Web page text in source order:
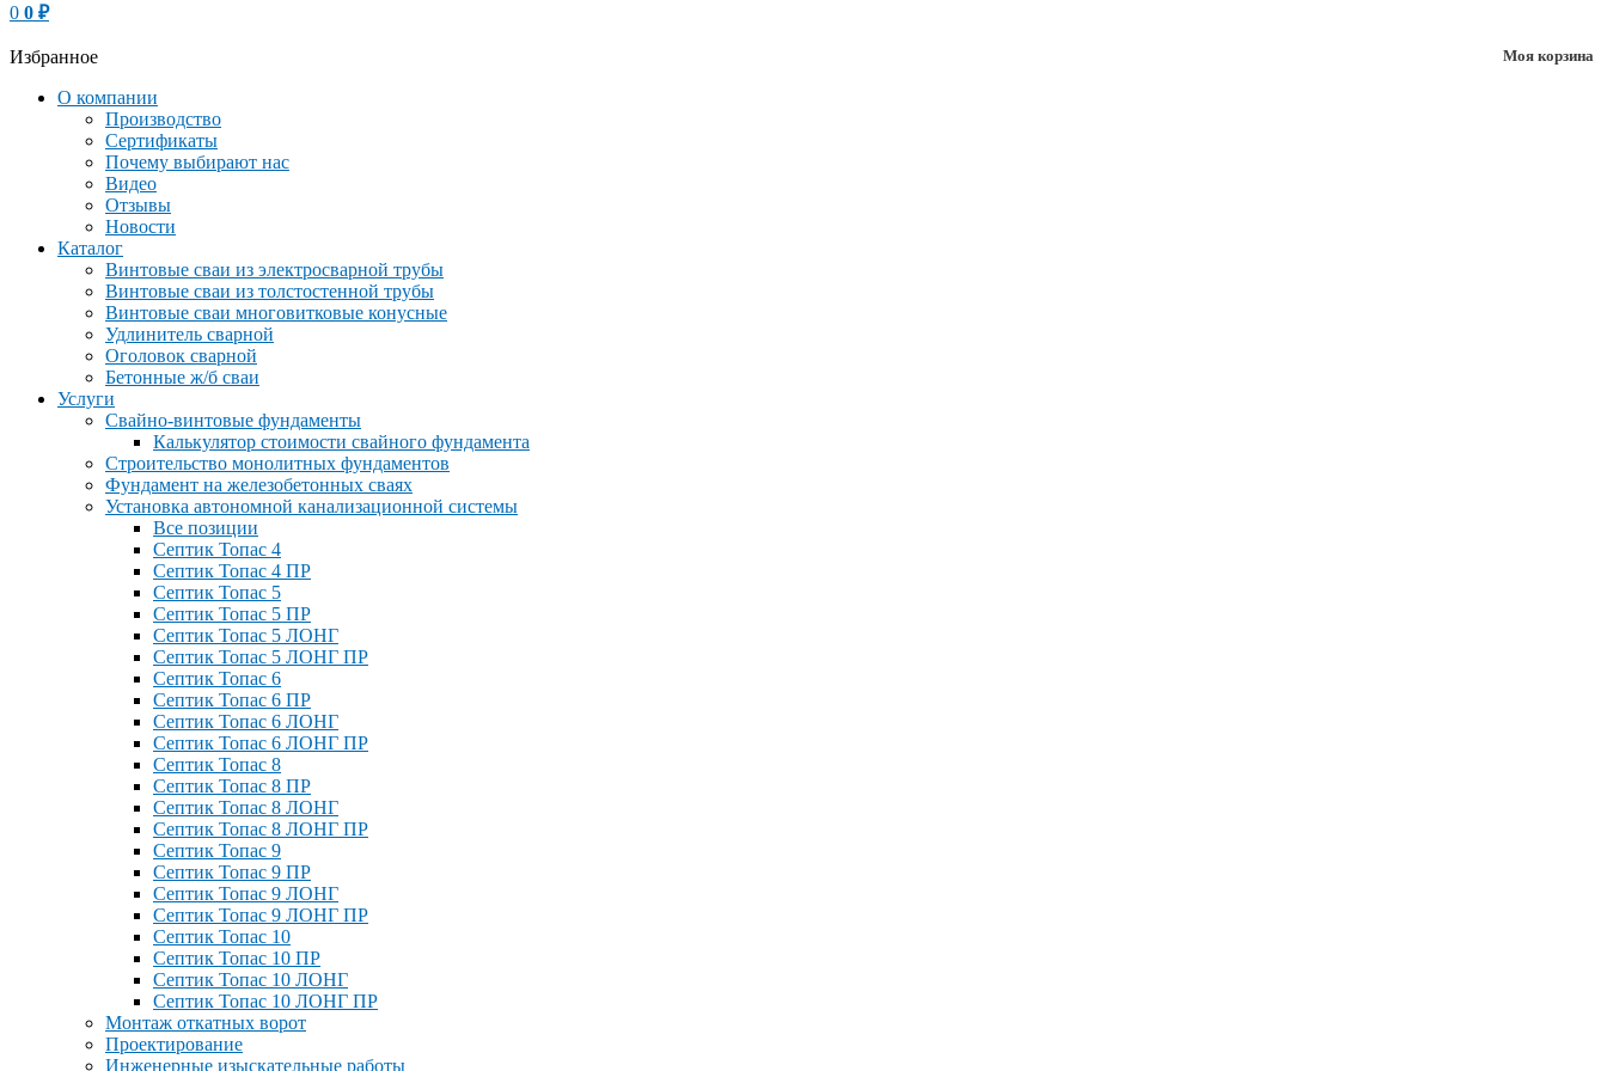
0 0 ₽
Моя корзина
Избранное
О компании
Производство
Сертификаты
Почему выбирают нас
Видео
Отзывы
Новости
Каталог
Винтовые сваи из электросварной трубы
Винтовые сваи из толстостенной трубы
Винтовые сваи многовитковые конусные
Удлинитель сварной
Оголовок сварной
Бетонные ж/б сваи
Услуги
Свайно-винтовые фундаменты
Калькулятор стоимости свайного фундамента
Строительство монолитных фундаментов
Фундамент на железобетонных сваях
Установка автономной канализационной системы
Все позиции
Септик Топас 4
Септик Топас 4 ПР
Септик Топас 5
Септик Топас 5 ПР
Септик Топас 5 ЛОНГ
Септик Топас 5 ЛОНГ ПР
Септик Топас 6
Септик Топас 6 ПР
Септик Топас 6 ЛОНГ
Септик Топас 6 ЛОНГ ПР
Септик Топас 8
Септик Топас 8 ПР
Септик Топас 8 ЛОНГ
Септик Топас 8 ЛОНГ ПР
Септик Топас 9
Септик Топас 9 ПР
Септик Топас 9 ЛОНГ
Септик Топас 9 ЛОНГ ПР
Септик Топас 10
Септик Топас 10 ПР
Септик Топас 10 ЛОНГ
Септик Топас 10 ЛОНГ ПР
Монтаж откатных ворот
Проектирование
Инженерные изыскательные работы